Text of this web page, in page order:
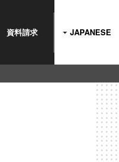
資料請求 JAPANESE